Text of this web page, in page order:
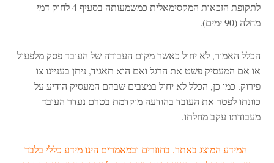
לתקופת הזכאות המקסימאלית כמשמעותה בסעיף 4 לחוק דמי
מחלה (90 ימים).
הכלל האמור, לא יחול כאשר מקום העבודה של העובד פסק מלפעול
או אם המעסיק פשט את הרגל ואם הוא תאגיד, ניתן בעניינו צו
פירוק. כמו כן, הכלל לא יחול במצבים שבהם המעסיק הודיע על
כוונתו לפטר את העובד בהודעה מוקדמת בטרם נעדר העובד
מעבודתו עקב מחלתו.
המידע המוצג באתר, בחוזרים ובמאמרים הינו מידע כללי בלבד